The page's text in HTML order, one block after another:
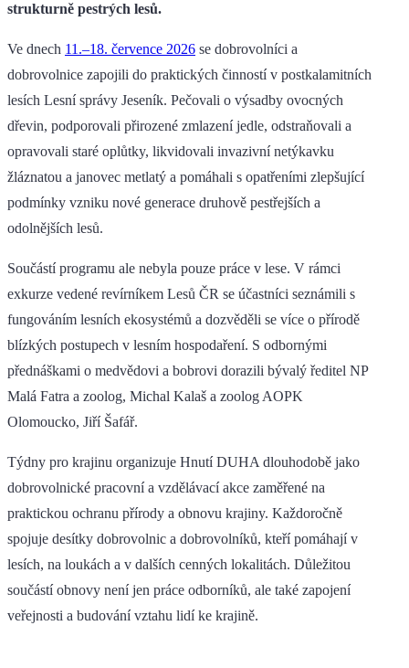
strukturně pestrých lesů.
Ve dnech 11.–18. července 2026 se dobrovolníci a
dobrovolnice zapojili do praktických činností v postkalamitních
lesích Lesní správy Jeseník. Pečovali o výsadby ovocných
dřevin, podporovali přirozené zmlazení jedle, odstraňovali a
opravovali staré oplůtky, likvidovali invazivní netýkavku
žláznatou a janovec metlatý a pomáhali s opatřeními zlepšující
podmínky vzniku nové generace druhově pestřejších a
odolnějších lesů.
Součástí programu ale nebyla pouze práce v lese. V rámci
exkurze vedené revírníkem Lesů ČR se účastníci seznámili s
fungováním lesních ekosystémů a dozvěděli se více o přírodě
blízkých postupech v lesním hospodaření. S odbornými
přednáškami o medvědovi a bobrovi dorazili bývalý ředitel NP
Malá Fatra a zoolog, Michal Kalaš a zoolog AOPK
Olomoucko, Jiří Šafář.
Týdny pro krajinu organizuje Hnutí DUHA dlouhodobě jako
dobrovolnické pracovní a vzdělávací akce zaměřené na
praktickou ochranu přírody a obnovu krajiny. Každoročně
spojuje desítky dobrovolnic a dobrovolníků, kteří pomáhají v
lesích, na loukách a v dalších cenných lokalitách. Důležitou
součástí obnovy není jen práce odborníků, ale také zapojení
veřejnosti a budování vztahu lidí ke krajině.